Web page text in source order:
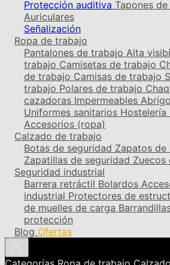
Protección auditiva Tapones
Auriculares
Señalización
Ropa de trabajo
Pantalones de trabajo Alta
trabajo Camisetas de trabajo
de trabajo Camisas de trabajo
trabajo Polares de trabajo
cazadoras Impermeables
Uniformes sanitarios Hostelería
Accesorios (ropa)
Calzado de trabajo
Botas de seguridad Zapatos de
Zapatillas de seguridad Zuecos
Seguridad industrial
Barrera retráctil Bolardos
industrial Protectores de
de muelles de carga
protección
Blog Ofertas